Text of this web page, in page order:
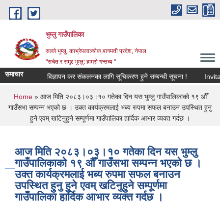
Skip to main content
भुम्लु गाउँपालिका
सल्ले भुम्लु, काभ्रेपलाञ्चोक,बागमती प्रदेश, नेपाल
"सचेत र समृद्द भुम्लु: हाम्राे गन्तव्य "
समाचार विज्ञापन कर संकलनका लागि सूचिकरण हुने सम्बन्धी सूचना !
You are here
Home» आज मिति २०८३।०३।१० गतेका दिन यस भुम्लु गाउँपालिकाको १९ ‌औँ
‌गाउँसभा सम्पन्न भएको छ । उक्त कार्यक्रमलाई भब्य रुपमा सफल बनाउन उपस्थित हुनु
हुने एवम् खटिनुहुने सम्पूर्णमा गाउँपालिका हार्दिक आभार व्यक्त गर्दछ ।
आज मिति २०८३।०३।१० गतेका दिन यस भुम्लु
गाउँपालिकाको १९ ‌औँ ‌गाउँसभा सम्पन्न भएको छ ।
उक्त कार्यक्रमलाई भब्य रुपमा सफल बनाउन
उपस्थित हुनु हुने एवम् खटिनुहुने सम्पूर्णमा
गाउँपालिका हार्दिक आभार व्यक्त गर्दछ ।